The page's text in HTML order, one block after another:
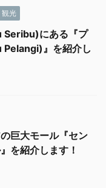
観光
Seribu)にある『プ
Pelangi)』を紹介し
巨大モール『セン
を紹介します！